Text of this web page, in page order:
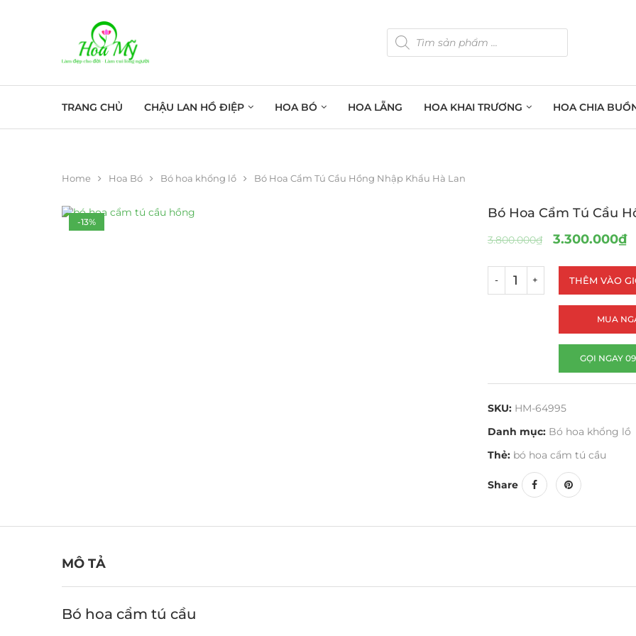
TRANG CHỦ CHẬU LAN HỒ ĐIỆP HOA BÓ HOA LẴNG HOA KHAI TRƯƠNG HOA CHIA
Home Hoa Bó Bó hoa khổng lồ Bó Hoa Cẩm Tú Cầu Hồng Nhập Khẩu Hà Lan
-13%
Bó Hoa Cẩm Tú Cầu
3.800.000₫ 3.300.000₫
THÊM VÀO
MUA
GỌI NGAY
SKU: HM-64995
Danh mục: Bó hoa khổng lồ
Thẻ: bó hoa cẩm tú cầu
Share
MÔ TẢ
Bó hoa cẩm tú cầu